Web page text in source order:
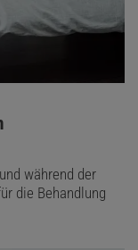
während der
die Behandlung